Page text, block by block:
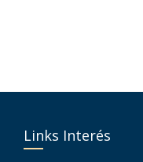
Links Interés